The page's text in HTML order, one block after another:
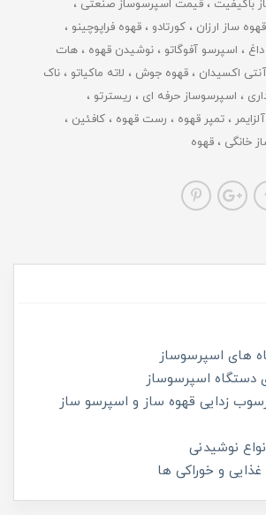
باکیفیت
قیمت اسپرسوساز صنعتی
قهوه ساز ارزان کورتادو
قهوه فراپوچینو
اسپرسو آفوگاتو نوشیدن قهوه
هات
آنتی اکسیدان قهوه جوش لاته ماکیاتو
ناک
اسپرسوساز حرفه ای
ریسترتو
آلزایمر تمپر قهوه رست قهوه
کافئین
خانگی قهوه
های اسپرسوساز
اسپرسوساز
زدایی قهوه ساز و اسپرسو ساز
نوشیدنی
و خوراکی ها